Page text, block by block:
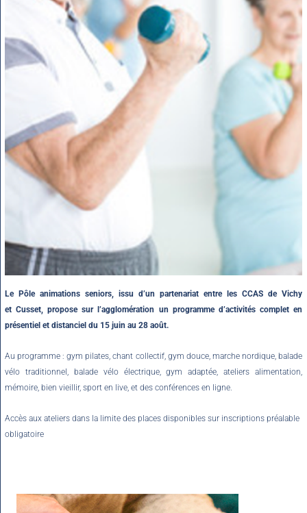
Le Pôle animations seniors, issu d’un partenariat entre les CCAS de Vichy
et Cusset, propose sur l’agglomération un programme d’activités complet en
présentiel et distanciel du 15 juin au 28 août.
Au programme : gym pilates, chant collectif, gym douce, marche nordique, balade
vélo traditionnel, balade vélo électrique, gym adaptée, ateliers alimentation,
mémoire, bien vieillir, sport en live, et des conférences en ligne.
Accès aux ateliers dans la limite des places disponibles sur inscriptions préalable
obligatoire